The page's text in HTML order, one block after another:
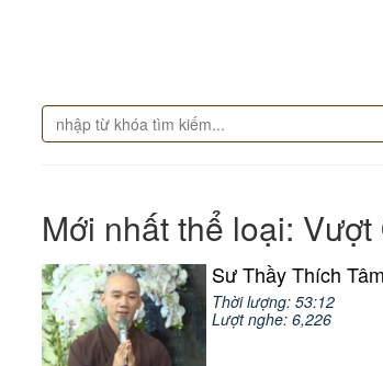
Mới nhất thể loại:
Sư Thầy Thích
Thời lượng: 53:12
Lượt nghe: 6,226